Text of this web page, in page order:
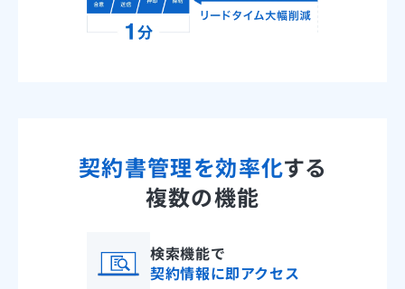
契約書管理を効率化する
複数の機能
検索機能で
契約情報に即アクセス